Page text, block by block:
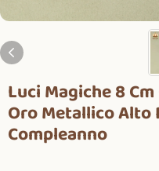
Luci Magiche 8
Oro Metallico Alto
Compleanno